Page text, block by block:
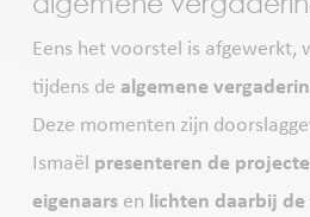
Eens het voorstel is afgewerkt,
tijdens de algemene
Deze momenten zijn
Ismaël presenteren de
eigenaarsen lichten daarbij